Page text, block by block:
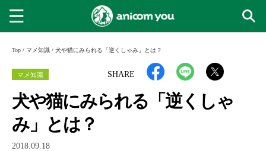
Top / マメ知識 / 犬や猫にみられる「逆くしゃみ」とは？
SHARE
マメ知識
犬や猫にみられる「逆くしゃ
み」とは？
2018.09.18